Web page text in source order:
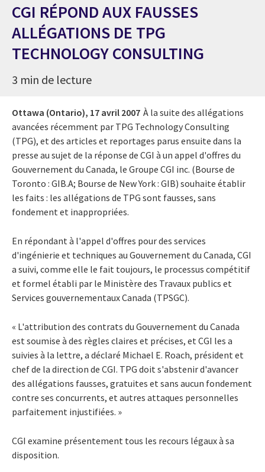
CGI RÉPOND AUX FAUSSES
ALLÉGATIONS DE TPG
TECHNOLOGY CONSULTING
3 min de lecture
Ottawa (Ontario), 17 avril 2007 À la suite des allégations
avancées récemment par TPG Technology Consulting
(TPG), et des articles et reportages parus ensuite dans la
presse au sujet de la réponse de CGI à un appel d'offres du
Gouvernement du Canada, le Groupe CGI inc. (Bourse de
Toronto : GIB.A; Bourse de New York : GIB) souhaite établir
les faits : les allégations de TPG sont fausses, sans
fondement et inappropriées.
En répondant à l'appel d'offres pour des services
d'ingénierie et techniques au Gouvernement du Canada, CGI
a suivi, comme elle le fait toujours, le processus compétitif
et formel établi par le Ministère des Travaux publics et
Services gouvernementaux Canada (TPSGC).
« L'attribution des contrats du Gouvernement du Canada
est soumise à des règles claires et précises, et CGI les a
suivies à la lettre, a déclaré Michael E. Roach, président et
chef de la direction de CGI. TPG doit s'abstenir d'avancer
des allégations fausses, gratuites et sans aucun fondement
contre ses concurrents, et autres attaques personnelles
parfaitement injustifiées. »
CGI examine présentement tous les recours légaux à sa
disposition.